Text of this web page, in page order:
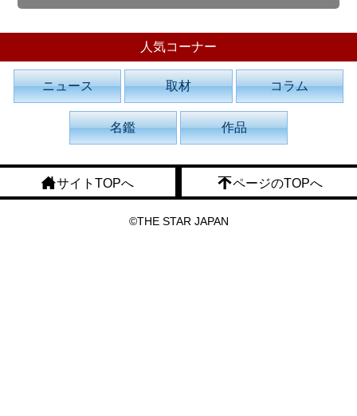
人気コーナー
ニュース 取材 コラム
名鑑 作品
サイトTOPへ ページのTOPへ
©THE STAR JAPAN